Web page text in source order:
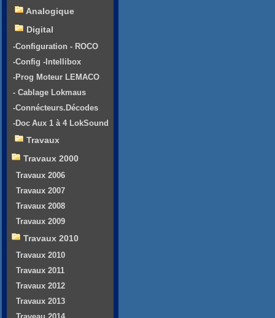
Analogique
Digital
-Configuration - ROCO
-Config -Intellibox
-Prog Moteur LEMACO
- Cablage Lokmaus
-Connécteurs.Décodes
-Doc Aux 1 à 4 LokSound
Travaux
Travaux 2000
Travaux 2006
Travaux 2007
Travaux 2008
Travaux 2009
Travaux 2010
Travaux 2010
Travaux 2011
Travaux 2012
Travaux 2013